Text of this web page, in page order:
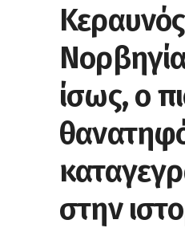
ίσως, ο
στην